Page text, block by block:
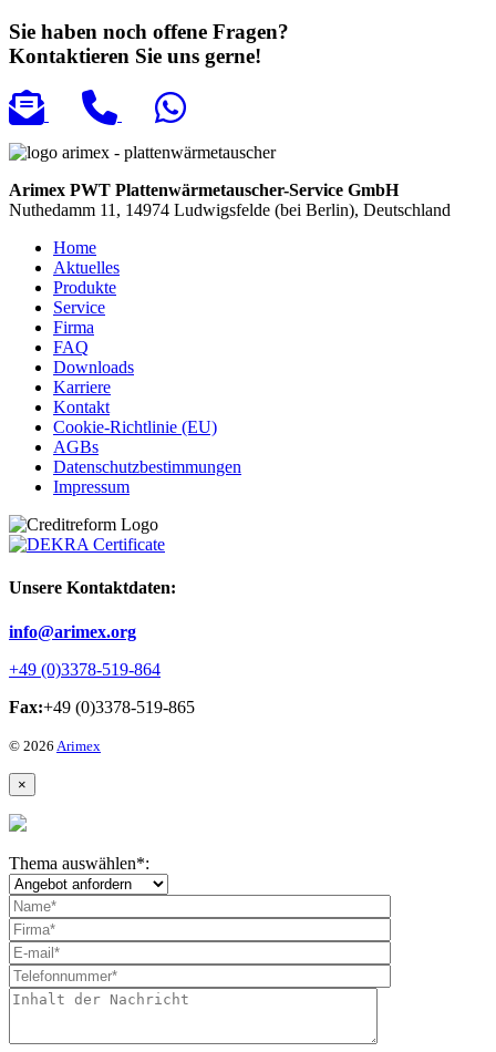
Sie haben noch offene Fragen?
Kontaktieren Sie uns gerne!
Arimex PWT Plattenwärmetauscher-Service GmbH
Nuthedamm 11, 14974 Ludwigsfelde (bei Berlin), Deutschland
Home
Aktuelles
Produkte
Service
Firma
FAQ
Downloads
Karriere
Kontakt
Cookie-Richtlinie (EU)
AGBs
Datenschutzbestimmungen
Impressum
Unsere Kontaktdaten:
info@arimex.org
+49 (0)3378-519-864
Fax:+49 (0)3378-519-865
© 2026 Arimex
×
Thema auswählen*: